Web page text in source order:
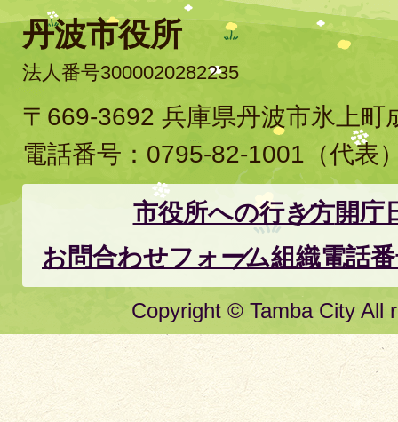
丹波市役所
法人番号3000020282235
〒669-3692 兵庫県丹波市氷上町
電話番号： 0795-82-1001 （代表
市役所への行き方開庁
お問合わせフォーム組織電話
Copyright © Tamba City All